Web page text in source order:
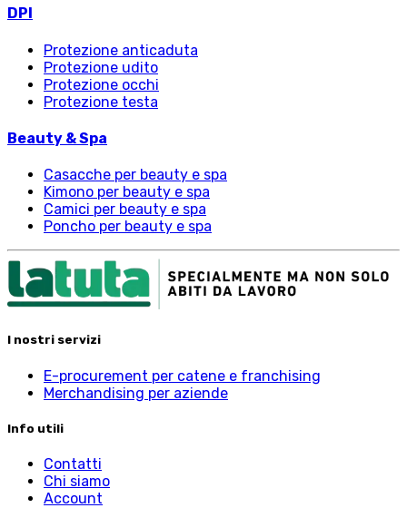
DPI
Protezione anticaduta
Protezione udito
Protezione occhi
Protezione testa
Beauty & Spa
Casacche per beauty e spa
Kimono per beauty e spa
Camici per beauty e spa
Poncho per beauty e spa
I nostri servizi
E-procurement per catene e franchising
Merchandising per aziende
Info utili
Contatti
Chi siamo
Account